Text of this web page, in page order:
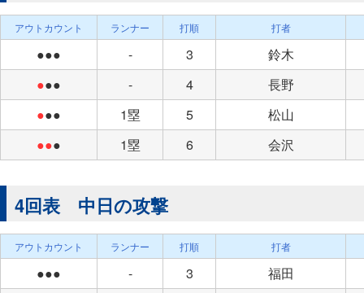
アウトカウント ランナー 打順 打者
●●● - 3
鈴木
●●● - 4
長野
●●● 1塁 5
松山
●●● 1塁 6 会沢
4回表 中日の攻撃
アウトカウント ランナー 打順 打者
●●● - 3
福田